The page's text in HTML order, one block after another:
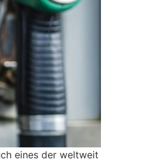
eines der weltweit